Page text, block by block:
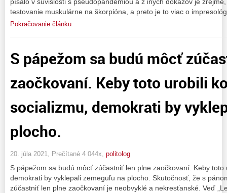
testovanie muskulárne na škorpióna, a preto je to viac o
Pokračovanie článku
S pápežom sa budú môcť
zaočkovaní. Keby toto urobili
socializmu, demokrati by
plocho.
20. júla 2021, Prečítané 4 044x, politolog
S pápežom sa budú môcť zúčastniť len plne zaočkovaní. Keby
demokrati by vyklepali zemeguľu na plocho. Skutočnosť, že s
zúčastniť len plne zaočkovaní je neobvyklé a nekresťanské. Veď